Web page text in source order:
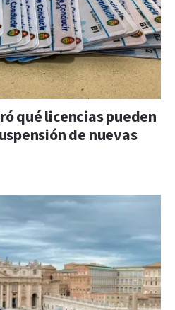
qué licencias pueden
de nuevas